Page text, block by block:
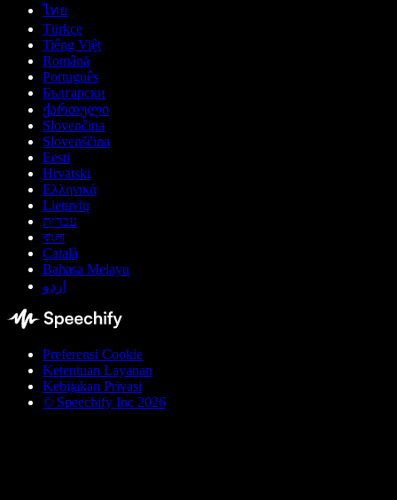
ไทย
Türkçe
Tiếng Việt
Română
Português
Български
ქართული
Slovenčina
Slovenščina
Eesti
Hrvatski
Ελληνικά
Lietuvių
עברית
বাংলা
Català
Bahasa Melayu
اردو
Preferensi Cookie
Ketentuan Layanan
Kebijakan Privasi
© Speechify Inc 2026